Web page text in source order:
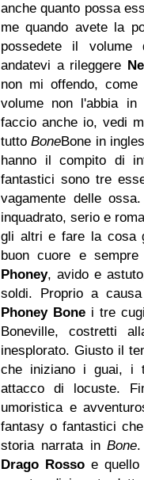
anche quanto possa
me quando avete la
possedete il volume
andatevi a rileggere
non mi offendo,
volume non l'abbia
faccio anche io, vedi
tuttoBoneBone in
hanno il compito di
fantastici sono tre
vagamente delle
inquadrato, serio e
gli altri e fare la cosa
buon cuore e
Phoney, avido e
soldi. Proprio a
Phoney Bone i tre
Boneville, costretti
inesplorato. Giusto il
che iniziano i guai, i
attacco di locuste.
umoristica e
fantasy o fantastici
storia narrata inBone
Drago Rosso e